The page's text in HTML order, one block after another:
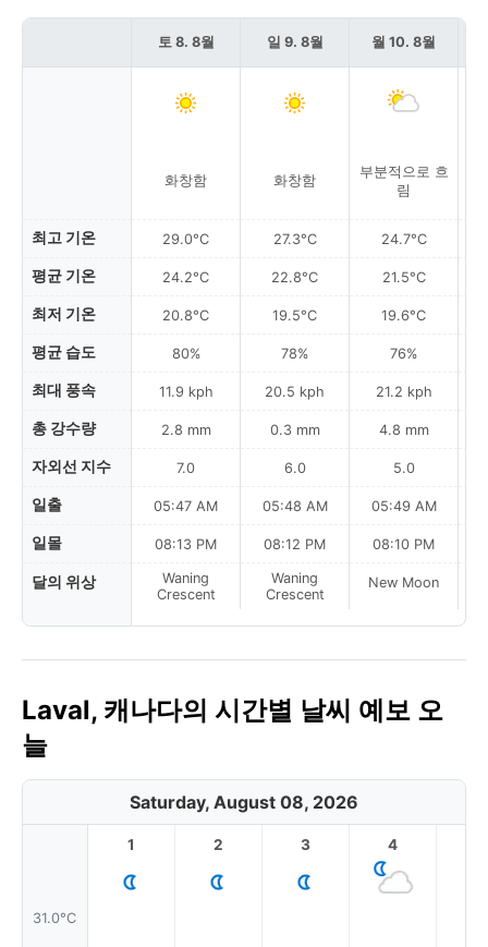
최고 기온
평균 기온
최저 기온
평균 습도
최대 풍속
총 강수량
자외선 지수
일출
일몰
달의 위상
토 8. 8월
화창함
29.0°C
24.2°C
20.8°C
80%
11.9 kph
2.8 mm
7.0
05:47 AM
08:13 PM
Waning
Crescent
일 9. 8월
화창함
27.3°C
22.8°C
19.5°C
78%
20.5 kph
0.3 mm
6.0
05:48 AM
08:12 PM
Waning
Crescent
월 10. 8월
부분적으로 흐
림
24.7°C
21.5°C
19.6°C
76%
21.2 kph
4.8 mm
5.0
05:49 AM
08:10 PM
New Moon
Laval, 캐나다의 시간별 날씨 예보 오
늘
Saturday, August 08, 2026
31.0°C
1 2 3 4